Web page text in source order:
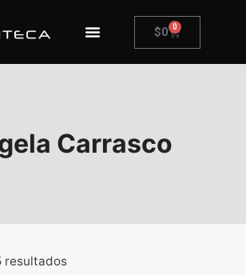
$0 0
Carrasco
resultados